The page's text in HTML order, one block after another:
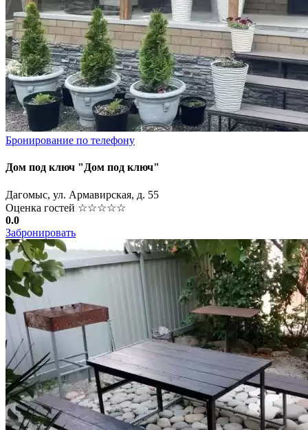
Бронирование по телефону
Дом под ключ "Дом под ключ"
Дагомыс, ул. Армавирская, д. 55
Оценка гостей ☆☆☆☆☆
0.0
Забронировать